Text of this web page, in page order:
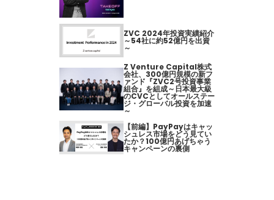
ZVC 2024年投資実績紹介
～54社に約52億円を出資
～
Z Venture Capital株式
会社、300億円規模の新フ
ァンド『ZVC2号投資事業
組合』を組成～日本最大級
のCVCとしてオールステー
ジ・グローバル投資を加速
～
【前編】PayPayはキャッ
シュレス市場をどう見てい
たか？100億円あげちゃう
キャンペーンの裏側